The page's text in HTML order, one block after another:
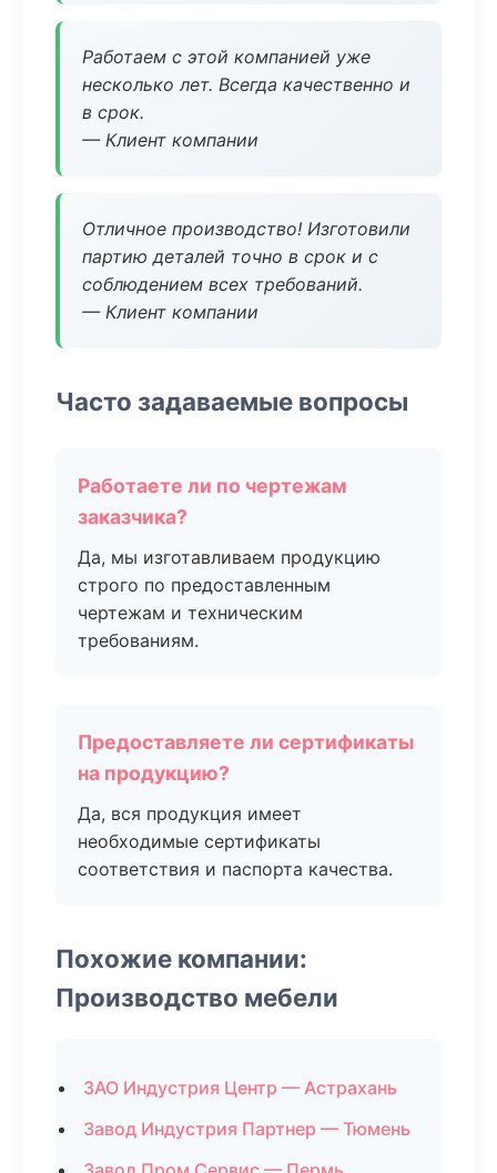
Работаем с этой компанией уже
несколько лет. Всегда качественно и
в срок.
— Клиент компании
Отличное производство! Изготовили
партию деталей точно в срок и с
соблюдением всех требований.
— Клиент компании
Часто задаваемые вопросы
Работаете ли по чертежам
заказчика?
Да, мы изготавливаем продукцию
строго по предоставленным
чертежам и техническим
требованиям.
Предоставляете ли сертификаты
на продукцию?
Да, вся продукция имеет
необходимые сертификаты
соответствия и паспорта качества.
Похожие компании:
Производство мебели
ЗАО Индустрия Центр — Астрахань
Завод Индустрия Партнер — Тюмень